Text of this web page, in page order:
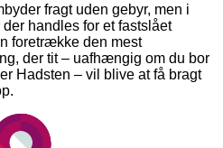
fragt uden gebyr, men i
handles for et fastslået
foretrække den mest
der tit – uafhængig om du bor
Hadsten – vil blive at få bragt